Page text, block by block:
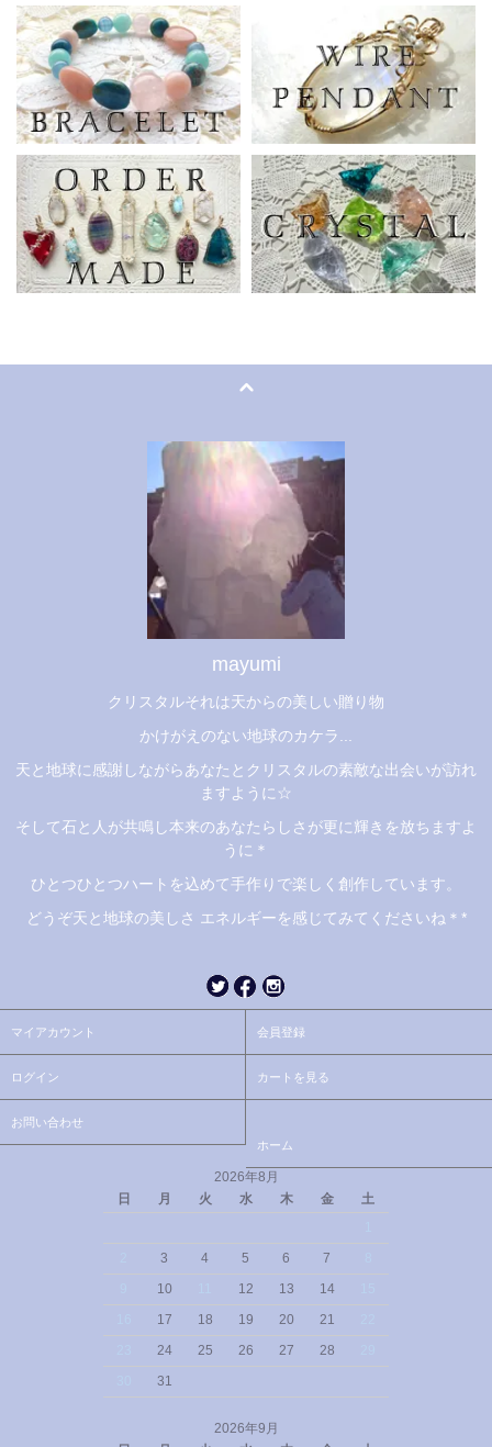
mayumi
クリスタルそれは天からの美しい贈り物
かけがえのない地球のカケラ...
天と地球に感謝しながらあなたとクリスタルの素敵な出会いが訪れ
ますように☆
そして石と人が共鳴し本来のあなたらしさが更に輝きを放ちますよ
うに＊
ひとつひとつハートを込めて手作りで楽しく創作しています。
どうぞ天と地球の美しさ エネルギーを感じてみてくださいね＊*
マイアカウント 会員登録
ログイン カートを見る
お問い合わせ
ホーム
2026年8月
日
月 火 水 木 金
土
3 4 5 6 7
10 12 13 14
17 18 19 20 21
24 25 26 27 28
31
2026年9月